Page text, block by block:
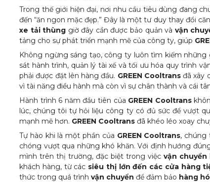
Trong thế giới hiện đại, nơi nhu cầu tiêu dùng đang
đến “ăn ngon mặc đẹp.” Đây là một tư duy thay đổi
xe tải thùng giờ đây cần được bảo quản và vận
tảng cho sự phát triển mạnh mẽ của công ty, giúp
Không ngừng sáng tạo, công ty luôn tìm kiếm
sát hành trình, quản lý tài xế và tối ưu hóa quy trình
phải được đặt lên hàng đầu. GREEN Cooltransđã xây
vì tài năng điều hành mà còn vì sự chân thành và cái
Hành trình 6 năm đầu tiên của GREEN Cooltrans
lúc, chúng tôi tự hỏi liệu công ty có đủ sức để vượt
mạnh mẽ hơn. GREEN Cooltrans đã khéo léo xoay
Tự hào khi là một phần của GREEN Cooltrans, chúng
chóng vượt qua những khó khăn. Với định hướng
mình trên thị trường, đặc biệt trong việc vận chuyển
khách hàng, từ các siêu thị lớn đến các cửa hàng
thức trong quá trình vận chuyển để đảm bảo hàng